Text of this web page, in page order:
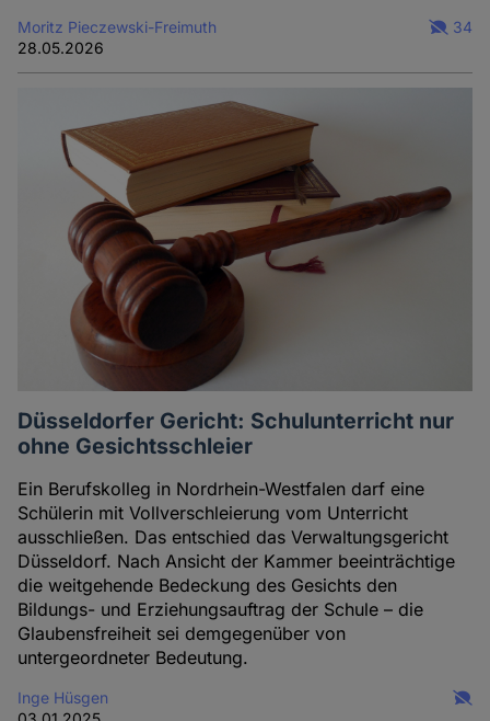
Moritz Pieczewski-Freimuth
28.05.2026
34
Düsseldorfer Gericht: Schulunterricht nur
ohne Gesichtsschleier
Ein Berufskolleg in Nordrhein-Westfalen darf eine
Schülerin mit Vollverschleierung vom Unterricht
ausschließen. Das entschied das Verwaltungsgericht
Düsseldorf. Nach Ansicht der Kammer beeinträchtige
die weitgehende Bedeckung des Gesichts den
Bildungs- und Erziehungsauftrag der Schule – die
Glaubensfreiheit sei demgegenüber von
untergeordneter Bedeutung.
Inge Hüsgen